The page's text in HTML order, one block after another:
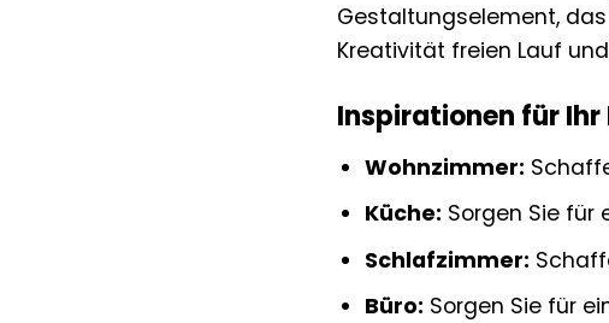
Gestaltungselement,
Kreativität freien Lauf
Inspirationen für
Wohnzimmer:
Küche: Sorgen Sie für
Schlafzimmer:
Büro: Sorgen Sie für